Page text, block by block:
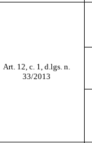
Art. 12, c. 1, d.lgs. n.
33/2013